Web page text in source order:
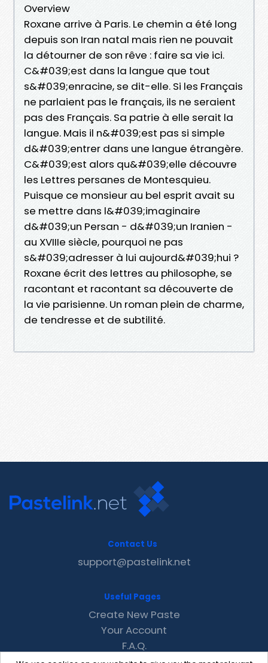
Overview
Roxane arrive à Paris. Le chemin a été long
depuis son Iran natal mais rien ne pouvait
la détourner de son rêve : faire sa vie ici.
C&#039;est dans la langue que tout
s&#039;enracine, se dit-elle. Si les Français
ne parlaient pas le français, ils ne seraient
pas des Français. Sa patrie à elle serait la
langue. Mais il n&#039;est pas si simple
d&#039;entrer dans une langue étrangère.
C&#039;est alors qu&#039;elle découvre
les Lettres persanes de Montesquieu.
Puisque ce monsieur au bel esprit avait su
se mettre dans l&#039;imaginaire
d&#039;un Persan - d&#039;un Iranien -
au XVIIIe siècle, pourquoi ne pas
s&#039;adresser à lui aujourd&#039;hui ?
Roxane écrit des lettres au philosophe, se
racontant et racontant sa découverte de
la vie parisienne. Un roman plein de charme,
de tendresse et de subtilité.
Contact Us
support@pastelink.net
Useful Pages
Create New Paste
Your Account
F.A.Q.